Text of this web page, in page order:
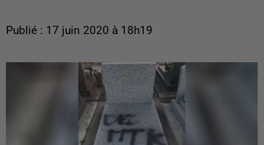
Publié : 17 juin 2020 à 18h19